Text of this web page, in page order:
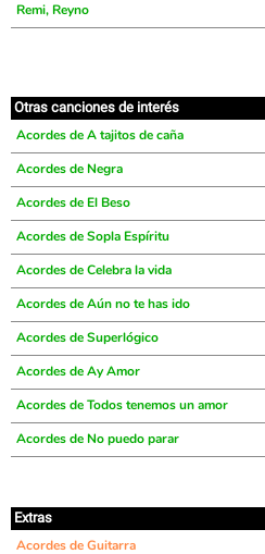
Remi, Reyno
Otras canciones de interés
Acordes de A tajitos de caña
Acordes de Negra
Acordes de El Beso
Acordes de Sopla Espíritu
Acordes de Celebra la vida
Acordes de Aún no te has ido
Acordes de Superlógico
Acordes de Ay Amor
Acordes de Todos tenemos un amor
Acordes de No puedo parar
Extras
Acordes de Guitarra